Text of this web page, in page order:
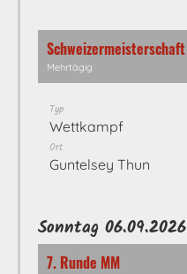
Schweizermeisterschaft
Mehrtägig
Typ
Wettkampf
Ort
Guntelsey Thun
Sonntag 06.09.2026
7. Runde MM